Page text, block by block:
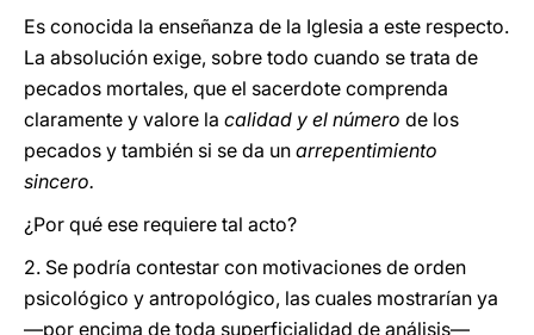
Es conocida la enseñanza de la Iglesia a este respecto.
La absolución exige, sobre todo cuando se trata de
pecados mortales, que el sacerdote comprenda
claramente y valore la calidad y el número de los
pecados y también si se da un arrepentimiento
sincero.
¿Por qué ese requiere tal acto?
2. Se podría contestar con motivaciones de orden
psicológico y antropológico, las cuales mostrarían ya
—por encima de toda superficialidad de análisis—